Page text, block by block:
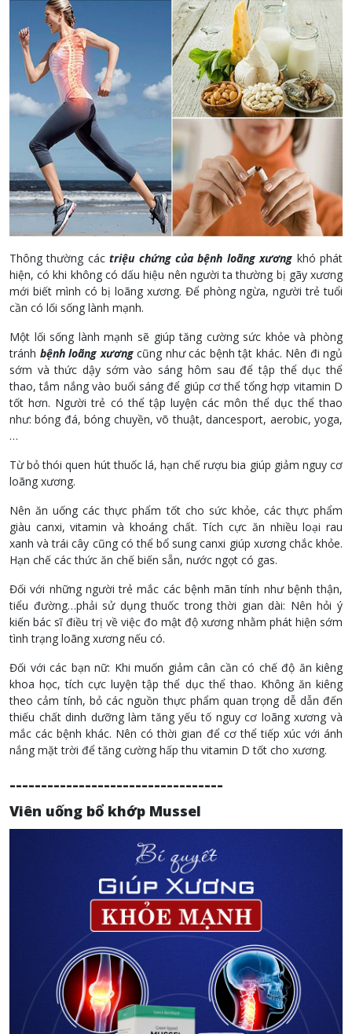
Thông thường cáctriệu chứng của bệnh loãng xương khó phát
hiện, có khi không có dấu hiệu nên người ta thường bị gãy xương
mới biết mình có bị loãng xương. Để phòng ngừa, người trẻ tuổi
cần có lối sống lành mạnh.
Một lối sống lành mạnh sẽ giúp tăng cường sức khỏe và phòng
tránh bệnh loãng xươngcũng như các bệnh tật khác. Nên đi ngủ
sớm và thức dậy sớm vào sáng hôm sau để tập thể dục thể
thao, tắm nắng vào buổi sáng để giúp cơ thể tổng hợp vitamin D
tốt hơn. Người trẻ có thể tập luyện các môn thể dục thể thao
như: bóng đá, bóng chuyền, võ thuật, dancesport, aerobic, yoga,
…
Từ bỏ thói quen hút thuốc lá, hạn chế rượu bia giúp giảm nguy cơ
loãng xương.
Nên ăn uống các thực phẩm tốt cho sức khỏe, các thực phẩm
giàu canxi, vitamin và khoáng chất. Tích cực ăn nhiều loại rau
xanh và trái cây cũng có thể bổ sung canxi giúp xương chắc khỏe.
Hạn chế các thức ăn chế biến sẵn, nước ngọt có gas.
Đối với những người trẻ mắc các bệnh mãn tính như bệnh thận,
tiểu đường…phải sử dụng thuốc trong thời gian dài: Nên hỏi ý
kiến bác sĩ điều trị về việc đo mật độ xương nhằm phát hiện sớm
tình trạng loãng xương nếu có.
Đối với các bạn nữ: Khi muốn giảm cân cần có chế độ ăn kiêng
khoa học, tích cực luyện tập thể dục thể thao. Không ăn kiêng
theo cảm tính, bỏ các nguồn thực phẩm quan trọng dễ dẫn đến
thiếu chất dinh dưỡng làm tăng yếu tố nguy cơ loãng xương và
mắc các bệnh khác. Nên có thời gian để cơ thể tiếp xúc với ánh
nắng mặt trời để tăng cường hấp thu vitamin D tốt cho xương.
----------------------------------
Viên uống bổ khớp Mussel